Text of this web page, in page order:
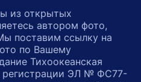
из открытых
автором фото,
поставим ссылку на
по Вашему
Тихоокеанская
регистрации ЭЛ № ФС77-